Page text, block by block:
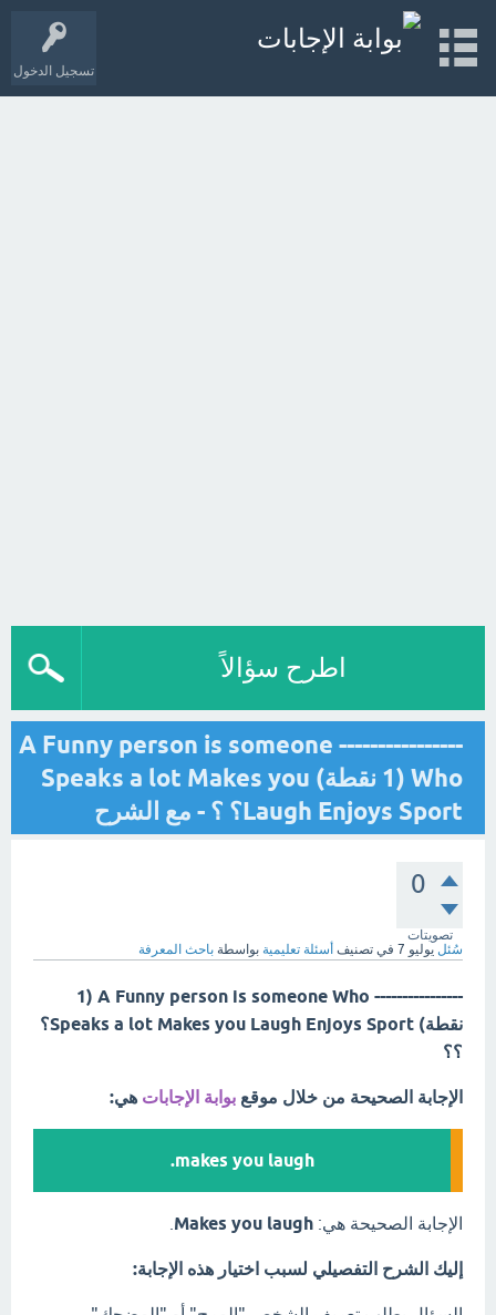
تسجيل الدخول
اطرح سؤالاً
---------------- A Funny person is someone
Who (1 نقطة) Speaks a lot Makes you
Laugh Enjoys Sport؟ ؟ - مع الشرح
0
تصويتات
سُئل يوليو 7 في تصنيف أسئلة تعليمية بواسطة باحث المعرفة
---------------- A Funny person is someone Who (1
نقطة) Speaks a lot Makes you Laugh Enjoys Sport؟
؟؟
الإجابة الصحيحة من خلال موقع بوابة الإجابات هي:
makes you laugh.
الإجابة الصحيحة هي: Makes you laugh
إليك الشرح التفصيلي لسبب اختيار هذه الإجابة: